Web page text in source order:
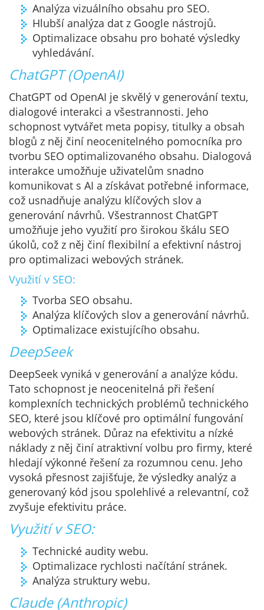
Analýza vizuálního obsahu pro SEO.
Hlubší analýza dat z Google nástrojů.
Optimalizace obsahu pro bohaté výsledky
vyhledávání.
ChatGPT (OpenAI)
ChatGPT od OpenAI je skvělý v generování textu,
dialogové interakci a všestrannosti. Jeho
schopnost vytvářet meta popisy, titulky a obsah
blogů z něj činí neocenitelného pomocníka pro
tvorbu SEO optimalizovaného obsahu. Dialogová
interakce umožňuje uživatelům snadno
komunikovat s AI a získávat potřebné informace,
což usnadňuje analýzu klíčových slov a
generování návrhů. Všestrannost ChatGPT
umožňuje jeho využití pro širokou škálu SEO
úkolů, což z něj činí flexibilní a efektivní nástroj
pro optimalizaci webových stránek.
Využití v SEO:
Tvorba SEO obsahu.
Analýza klíčových slov a generování návrhů.
Optimalizace existujícího obsahu.
DeepSeek
DeepSeek vyniká v generování a analýze kódu.
Tato schopnost je neocenitelná při řešení
komplexních technických problémů technického
SEO, které jsou klíčové pro optimální fungování
webových stránek. Důraz na efektivitu a nízké
náklady z něj činí atraktivní volbu pro firmy, které
hledají výkonné řešení za rozumnou cenu. Jeho
vysoká přesnost zajišťuje, že výsledky analýz a
generovaný kód jsou spolehlivé a relevantní, což
zvyšuje efektivitu práce.
Využití v SEO:
Technické audity webu.
Optimalizace rychlosti načítání stránek.
Analýza struktury webu.
Claude (Anthropic)